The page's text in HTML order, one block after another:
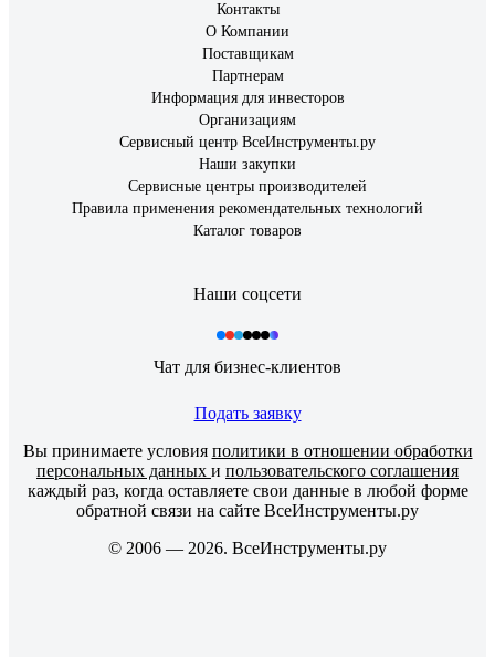
Контакты
О Компании
Поставщикам
Партнерам
Информация для инвесторов
Организациям
Сервисный центр ВсеИнструменты.ру
Наши закупки
Сервисные центры производителей
Правила применения рекомендательных технологий
Каталог товаров
Наши соцсети
Чат для бизнес-клиентов
Подать заявку
Вы принимаете условия политики в отношении обработки
персональных данных и пользовательского соглашения
каждый раз, когда оставляете свои данные в любой форме
обратной связи на сайте ВсеИнструменты.ру
© 2006 — 2026. ВсеИнструменты.ру